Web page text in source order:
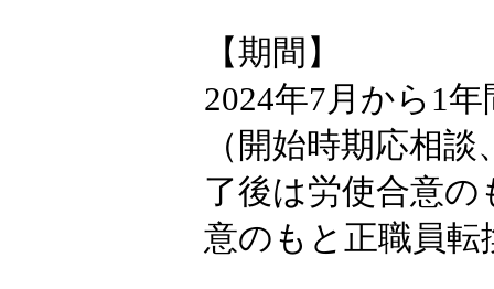
【期間】
2024年7月から1年
（開始時期応相
了後は労使合意の
意のもと正職員転